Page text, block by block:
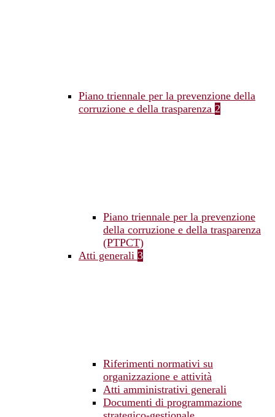
Piano triennale per la prevenzione della
corruzione e della trasparenza 2
Piano triennale per la prevenzione
della corruzione e della trasparenza
(PTPCT)
Atti generali 3
Riferimenti normativi su
organizzazione e attività
Atti amministrativi generali
Documenti di programmazione